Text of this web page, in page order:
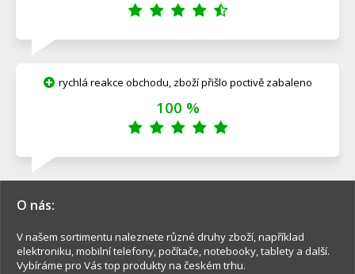
rychlá reakce obchodu, zboží přišlo poctivě zabaleno
100 %
O nás:
V našem sortimentu naleznete různé druhy zboží, například
elektroniku, mobilní telefony, počítače, notebooky, tablety a další.
Vybíráme pro Vás top produkty na českém trhu.